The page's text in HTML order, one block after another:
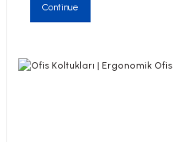
Continue